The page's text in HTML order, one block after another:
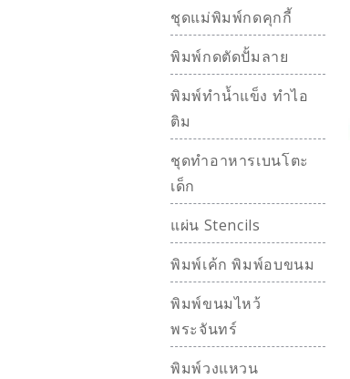
ชุดแม่พิมพ์กดคุกกี้
พิมพ์กดตัดปั้มลาย
พิมพ์ทำน้ำแข็ง ทำไอ
ติม
ชุดทำอาหารเบนโตะ
เด็ก
แผ่น Stencils
พิมพ์เค้ก พิมพ์อบขนม
พิมพ์ขนมไหว้
พระจันทร์
พิมพ์วงแหวน